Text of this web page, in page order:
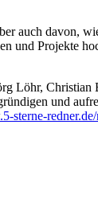
auch davon,
und Projekte
Löhr,
und
sterne-